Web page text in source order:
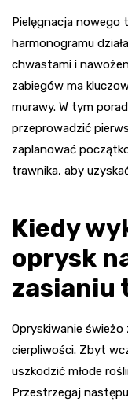
Pielęgnacja nowego
harmonogramu
chwastami i
zabiegów ma
murawy. W tym
przeprowadzić
zaplanować
trawnika, aby
Kiedy
oprysk
zasianiu
Opryskiwanie
cierpliwości. Zbyt
uszkodzić młode
Przestrzegaj